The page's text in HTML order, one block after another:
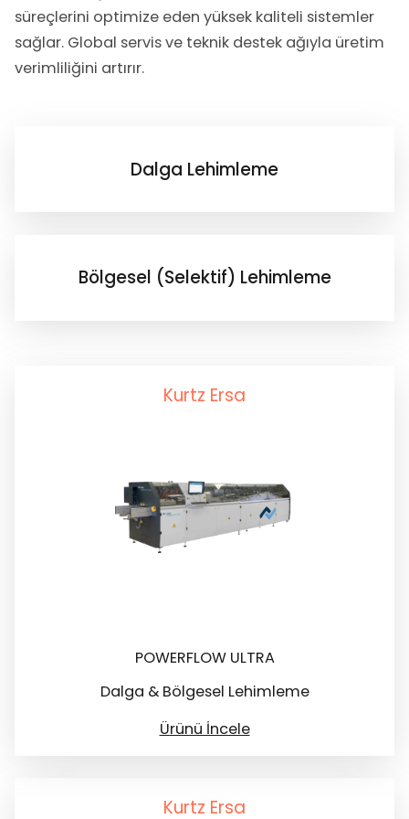
Lehimleme ile İlgili Test Sistemleri
Curüf Ayırma
Krem Lehim Saklama
süreçlerini optimize eden yüksek kaliteli sistemler
sağlar. Global servis ve teknik destek ağıyla üretim
verimliliğini artırır.
Dalga Lehimleme
Bölgesel (Selektif) Lehimleme
Kurtz Ersa
POWERFLOW ULTRA
Dalga & Bölgesel Lehimleme
Ürünü İncele
Kurtz Ersa